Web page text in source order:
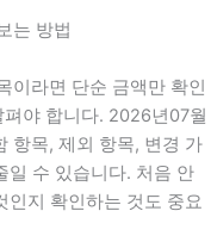
는 방법
이라면 단순 금액만 확인
야 합니다. 2026년07월
항목, 제외 항목, 변경 가
일 수 있습니다. 처음 안
인지 확인하는 것도 중요